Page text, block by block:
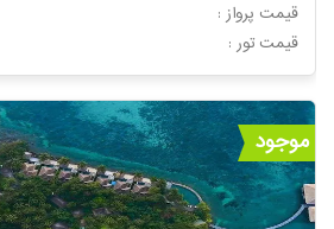
قیمت پرواز :
: قیمت تور
موجود